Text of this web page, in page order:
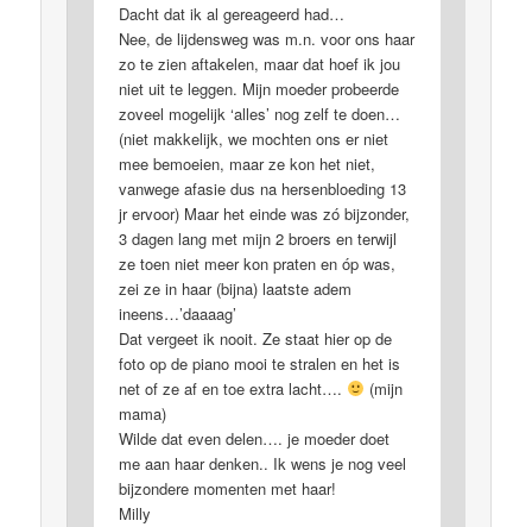
Dacht dat ik al gereageerd had…
Nee, de lijdensweg was m.n. voor ons haar
zo te zien aftakelen, maar dat hoef ik jou
niet uit te leggen. Mijn moeder probeerde
zoveel mogelijk ‘alles’ nog zelf te doen…
(niet makkelijk, we mochten ons er niet
mee bemoeien, maar ze kon het niet,
vanwege afasie dus na hersenbloeding 13
jr ervoor) Maar het einde was zó bijzonder,
3 dagen lang met mijn 2 broers en terwijl
ze toen niet meer kon praten en óp was,
zei ze in haar (bijna) laatste adem
ineens…’daaaag’
Dat vergeet ik nooit. Ze staat hier op de
foto op de piano mooi te stralen en het is
net of ze af en toe extra lacht….
(mijn
mama)
Wilde dat even delen…. je moeder doet
me aan haar denken.. Ik wens je nog veel
bijzondere momenten met haar!
Milly